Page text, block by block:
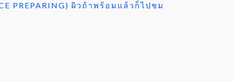
PREPARING) ผิวถ้าพร้อมแล้วก็ไปชม